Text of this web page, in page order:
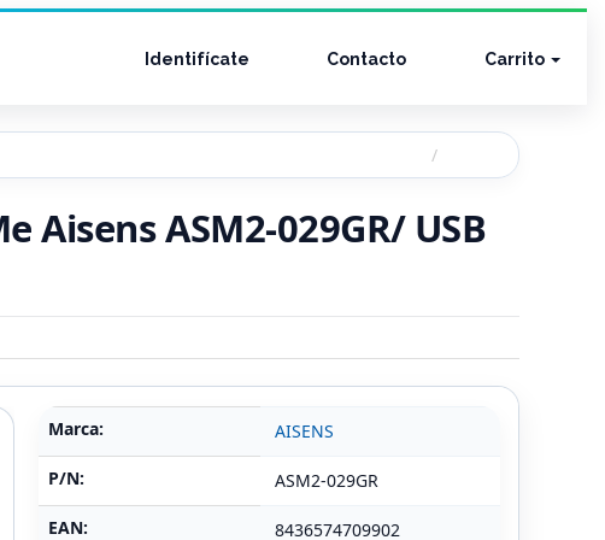
Identifícate Contacto Carrito
Aisens ASM2-029GR/ USB
Marca: AISENS
P/N: ASM2-029GR
EAN: 8436574709902